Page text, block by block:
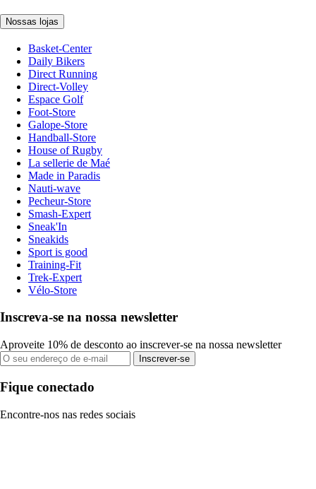
Nossas lojas
Basket-Center
Daily Bikers
Direct Running
Direct-Volley
Espace Golf
Foot-Store
Galope-Store
Handball-Store
House of Rugby
La sellerie de Maé
Made in Paradis
Nauti-wave
Pecheur-Store
Smash-Expert
Sneak'In
Sneakids
Sport is good
Training-Fit
Trek-Expert
Vélo-Store
Inscreva-se na nossa newsletter
Aproveite 10% de desconto ao inscrever-se na nossa newsletter
Inscrever-se
Fique conectado
Encontre-nos nas redes sociais